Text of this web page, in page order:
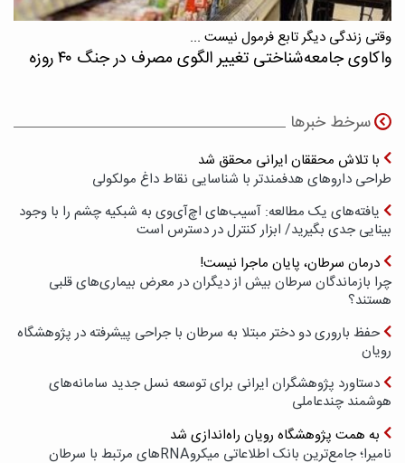
وقتی زندگی دیگر تابع فرمول نیست ...
واکاوی جامعه‌شناختی تغییر الگوی مصرف در جنگ ۴۰ روزه
سرخط خبرها
با تلاش محققان ایرانی محقق شد
طراحی داروهای هدفمندتر با شناسایی نقاط داغ مولکولی
یافته‌های یک مطالعه: آسیب‌های اچ‌آی‌وی به شبکیه چشم را با وجود
بینایی جدی بگیرید/ ابزار کنترل در دسترس است
درمان سرطان، پایان ماجرا نیست!
چرا بازماندگان سرطان بیش از دیگران در معرض بیماری‌های قلبی
هستند؟
حفظ باروری دو دختر مبتلا به سرطان با جراحی پیشرفته در پژوهشگاه
رویان
دستاورد پژوهشگران ایرانی برای توسعه نسل جدید سامانه‌های
هوشمند چندعاملی
به همت پژوهشگاه رویان راه‌اندازی شد
نامیرا؛ جامع‌ترین بانک اطلاعاتی میکروRNAهای مرتبط با سرطان